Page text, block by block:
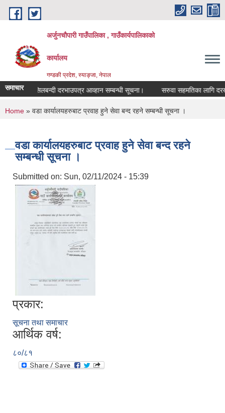
Skip to main content
अर्जुनचौपारी गाउँपालिका , गाउँकार्यपालिकाको
कार्यालय
गण्डकी प्रदेश, स्याङ्जा, नेपाल
समाचारसिलबन्दी दरभाउपत्र आव्हान सम्बन्धी सूचना। सरुवा सहमतिका लागि दरखास्त
You are here
Home » वडा कार्यालयहरुबाट प्रवाह हुने सेवा बन्द रहने सम्बन्धी सूचना ।
वडा कार्यालयहरुबाट प्रवाह हुने सेवा बन्द रहने
सम्बन्धी सूचना ।
Submitted on: Sun, 02/11/2024 - 15:39
प्रकार:
सूचना तथा समाचार
आर्थिक वर्ष:
८०/८१